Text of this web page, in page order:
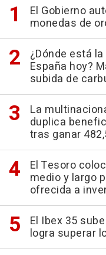
El Gobierno
monedas de
¿Dónde está
España hoy?
subida de
La
duplica
tras ganar
El Tesoro
medio y largo
ofrecida a
El Ibex 35
logra superar